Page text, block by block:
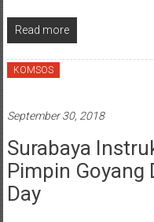
Read more
KOMSOS
September 30, 2018
Surabaya
Pimpin Goyang
Day